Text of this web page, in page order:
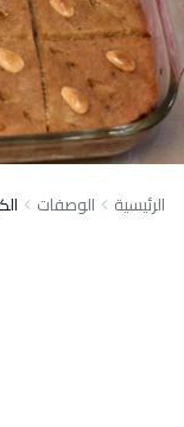
الرئيسية الوصفات